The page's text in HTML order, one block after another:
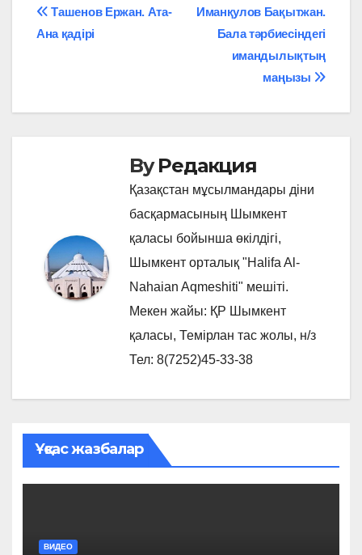
Навигация
по
Иманқулов Бақытжан.
Бала тәрбиесіндегі
имандылықтың
маңызы
Ташенов Ержан. Ата-
Ана қадірі
ByРедакция
Қазақстан мұсылмандары діни
басқармасының Шымкент
қаласы бойынша өкілдігі,
Шымкент орталық "Halifa Al-
Nahaian Aqmeshiti" мешіті.
Мекен жайы: ҚР Шымкент
қаласы, Темірлан тас жолы, н/з
Тел: 8(7252)45-33-38
Ұқсас жазбалар
ВИДЕО